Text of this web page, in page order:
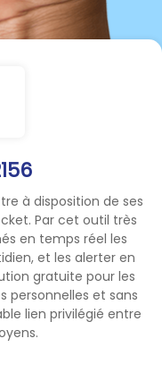
à disposition de ses
Par cet outil très
en temps réel les
et les alerter en
gratuite pour les
personnelles et sans
lien privilégié entre
pour
la